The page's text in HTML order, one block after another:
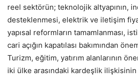
reel sektörün; teknolojik altyapının,
desteklenmesi, elektrik ve iletişim
yapısal reformların tamamlanması,
cari açığın kapatılası bakımından
Turizm, eğitim, yatırım alanlarının
iki ülke arasındaki kardeşlik